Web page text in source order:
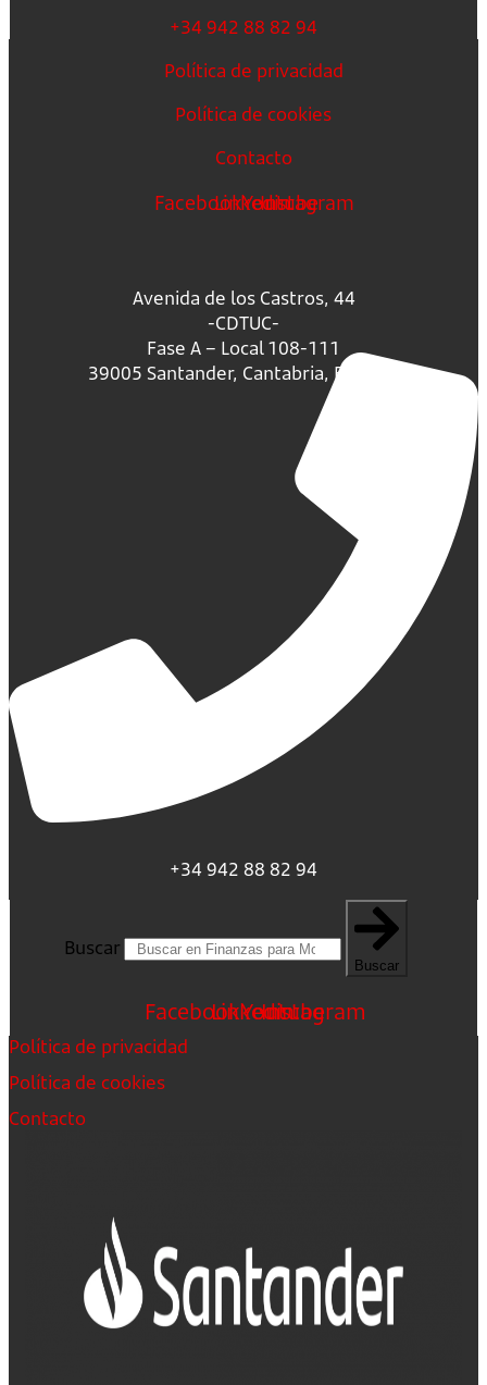
+34 942 88 82 94
Política de privacidad
Política de cookies
Contacto
FacebookLinkedin
Youtube
Instagram
Avenida de los Castros, 44
-CDTUC-
Fase A – Local 108-111
39005 Santander, Cantabria, España.
+34 942 88 82 94
Buscar
Buscar
FacebookLinkedin
Youtube
Instagram
Política de privacidad
Política de cookies
Contacto